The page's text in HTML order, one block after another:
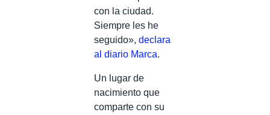
con la ciudad.
Siempre les he
seguido», declara
al diario Marca.
Un lugar de
nacimiento que
comparte con su